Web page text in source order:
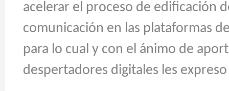
acelerar el proceso de edificación
comunicación en las plataformas
para lo cual y con el ánimo de
despertadores digitales les